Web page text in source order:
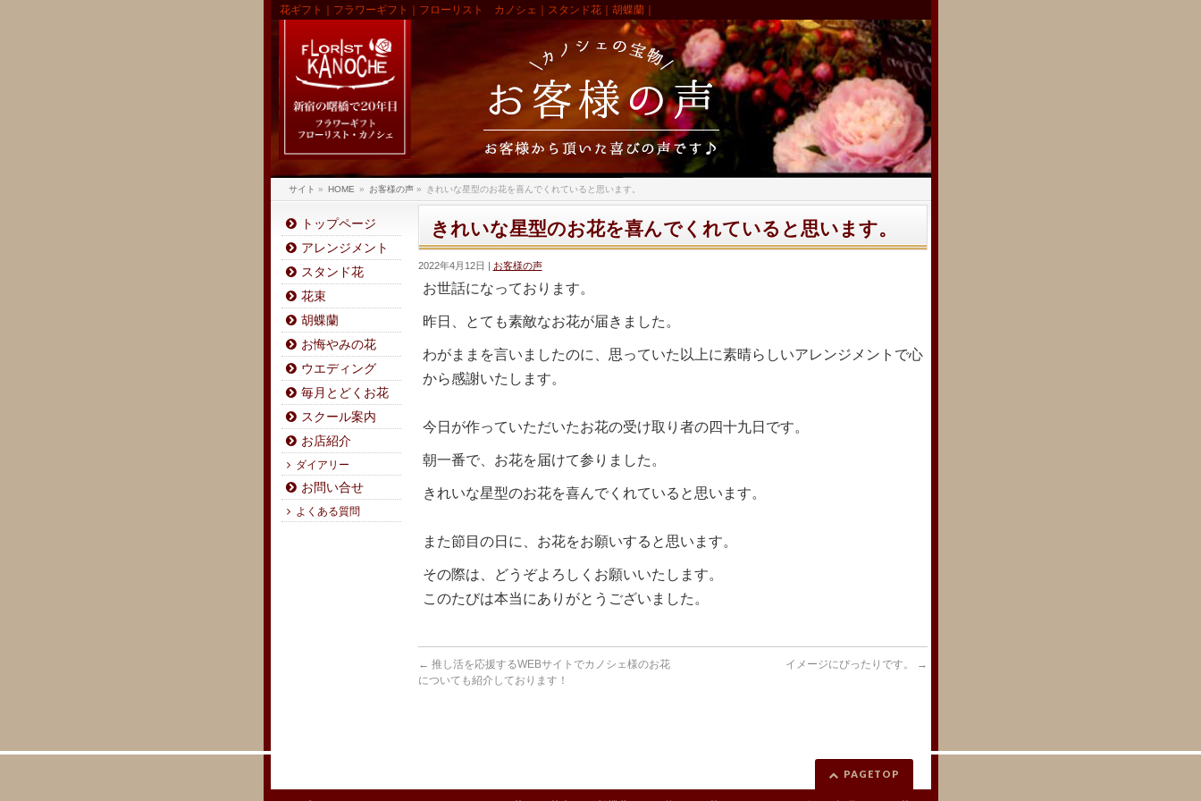
花ギフト｜フラワーギフト｜フローリスト カノシェ｜スタンド花｜胡蝶蘭｜
サイト » HOME » お客様の声» きれいな星型のお花を喜んでくれていると思います。
きれいな星型のお花を喜んでくれていると思います。
2022年4月12日 お客様の声
お世話になっております。
昨日、とても素敵なお花が届きました。
わがままを言いましたのに、思っていた以上に素晴らしいアレンジ メントで心
から感謝いたします。
今日が作っていただいたお花の受け取り者の四十九日です。
朝一番で、お花を届けて参りました。
きれいな星型のお花を喜んでくれていると思います。
また節目の日に、お花をお願いすると思います。
その際は、どうぞよろしくお願いいたします。
このたびは本当にありがとうございました。
← 推し活を応援するWEBサイトでカノシェ様のお花
についても紹介しております！
イメージにぴったりです。 →
トップページ
アレンジメント
スタンド花
花束
胡蝶蘭
お悔やみの花
ウエディング
毎月とどくお花
スクール案内
お店紹介
ダイアリー
お問い合せ
よくある質問
PAGETOP